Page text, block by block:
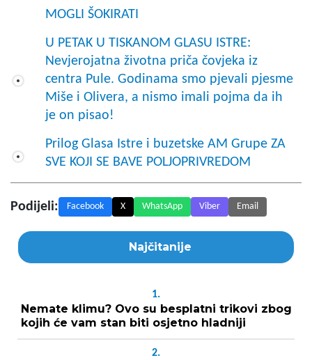
MOGLI ŠOKIRATI
U PETAK U TISKANOM GLASU ISTRE:
Nevjerojatna životna priča čovjeka iz
centra Pule. Godinama smo pjevali pjesme
Miše i Olivera, a nismo imali pojma da ih
je on pisao!
Prilog Glasa Istre i buzetske AM Grupe ZA
SVE KOJI SE BAVE POLJOPRIVREDOM
Podijeli: Facebook X WhatsApp Viber Email
Najčitanije
1.
Nemate klimu? Ovo su besplatni trikovi zbog
kojih će vam stan biti osjetno hladniji
2.